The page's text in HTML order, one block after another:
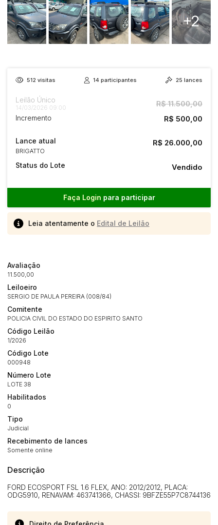
+2
512 visitas 14 participantes 25 lances
Leilão Único
14/03/2026 09:00 R$ 11.500,00
Incremento R$ 500,00
Lance atual
BRIGATTO
R$ 26.000,00
Status do Lote Vendido
Faça Login para participar
Leia atentamente o Edital de Leilão
Avaliação
11.500,00
Leiloeiro
SERGIO DE PAULA PEREIRA (008/84)
Comitente
POLICIA CIVIL DO ESTADO DO ESPIRITO SANTO
Código Leilão
1/2026
Código Lote
000948
Número Lote
LOTE 38
Habilitados
0
Tipo
Judicial
Recebimento de lances
Somente online
Descrição
FORD ECOSPORT FSL 1.6 FLEX, ANO: 2012/2012, PLACA:
ODG5910, RENAVAM: 463741366, CHASSI: 9BFZE55P7C8744136